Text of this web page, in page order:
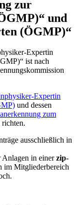
zur
und
(ÖGMP)“
Expertin
ist nach
Expertin
und dessen
zum
ausschließlich in
in einerzip-
im Mitgliederbereich